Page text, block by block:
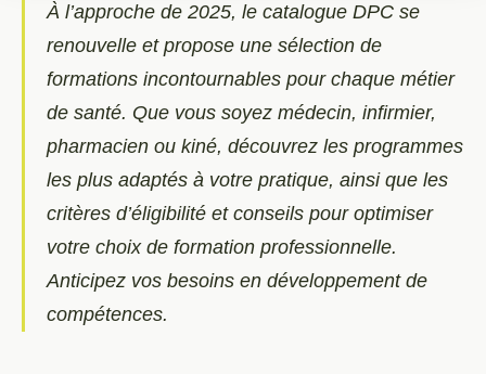
À l’approche de 2025, le catalogue DPC se
renouvelle et propose une sélection de
formations incontournables pour chaque métier
de santé. Que vous soyez médecin, infirmier,
pharmacien ou kiné, découvrez les programmes
les plus adaptés à votre pratique, ainsi que les
critères d’éligibilité et conseils pour optimiser
votre choix de formation professionnelle.
Anticipez vos besoins en développement de
compétences.